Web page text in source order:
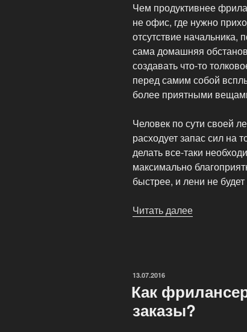
Чем продуктивнее
не офис, где нужно
отсутствие начальника,
сама домашняя
создавать что-то
перед самим собой
более приятными
Человек по сути своей
расходует запас сил на
делать все-таки
максимально
быстрее, и лени не будет
Читать далее
ОПУБЛИКОВАНО
13.07.2016
Как
заказы?